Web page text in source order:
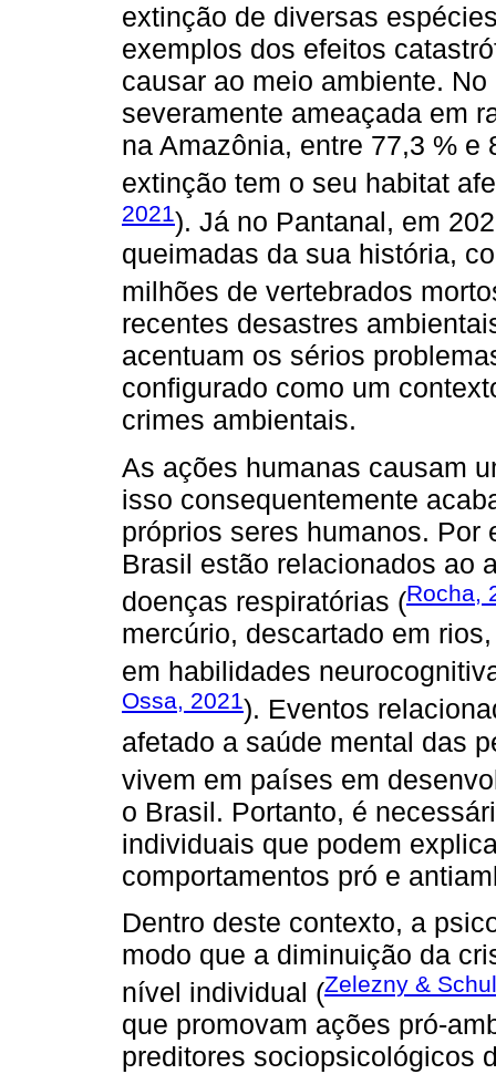
extinção de diversas
exemplos dos efeitos
causar ao meio ambiente.
severamente ameaçada em
na Amazônia, entre 77,3 %
extinção tem o seu habitat
2021). Já no Pantanal, em
queimadas da sua história,
milhões de vertebrados
recentes desastres
acentuam os sérios
configurado como um
crimes ambientais.
As ações humanas causam
isso consequentemente
próprios seres humanos.
Brasil estão relacionados ao
doenças respiratórias (Rocha,
mercúrio, descartado em
em habilidades
Ossa, 2021). Eventos
afetado a saúde mental das
vivem em países em
o Brasil. Portanto, é
individuais que podem
comportamentos pró e
Dentro deste contexto, a
modo que a diminuição da
nível individual (Zelezny &
que promovam ações pró-
preditores sociopsicológicos